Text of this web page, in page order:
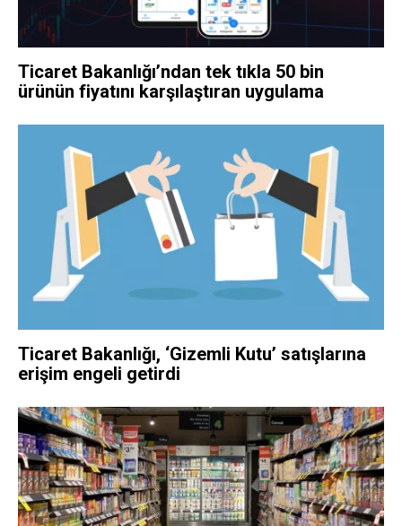
Ticaret Bakanlığı’ndan tek tıkla 50 bin
ürünün fiyatını karşılaştıran uygulama
Ticaret Bakanlığı, ‘Gizemli Kutu’ satışlarına
erişim engeli getirdi